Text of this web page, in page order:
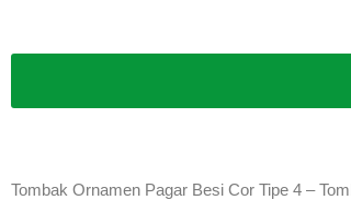
Tombak Ornamen Pagar Besi Cor Tipe 4 –